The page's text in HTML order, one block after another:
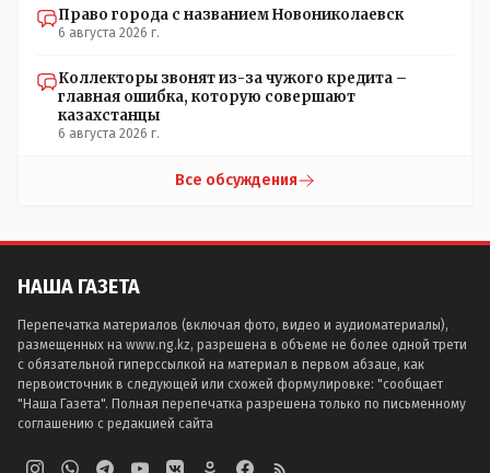
Право города с названием Новониколаевск
6 августа 2026 г.
Коллекторы звонят из-за чужого кредита –
главная ошибка, которую совершают
казахстанцы
6 августа 2026 г.
Все обсуждения
НАША ГАЗЕТА
Перепечатка материалов (включая фото, видео и аудиоматериалы),
размещенных на www.ng.kz, разрешена в объеме не более одной трети
с обязательной гиперссылкой на материал в первом абзаце, как
первоисточник в следующей или схожей формулировке: "сообщает
"Наша Газета". Полная перепечатка разрешена только по письменному
соглашению с редакцией сайта